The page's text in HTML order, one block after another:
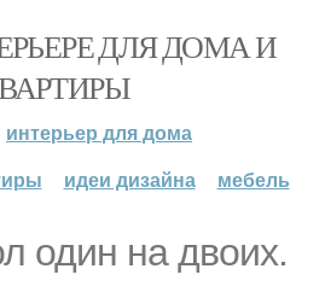
ДЛЯ ДОМА И
интерьер для дома
идеи дизайна мебель
один на двоих.